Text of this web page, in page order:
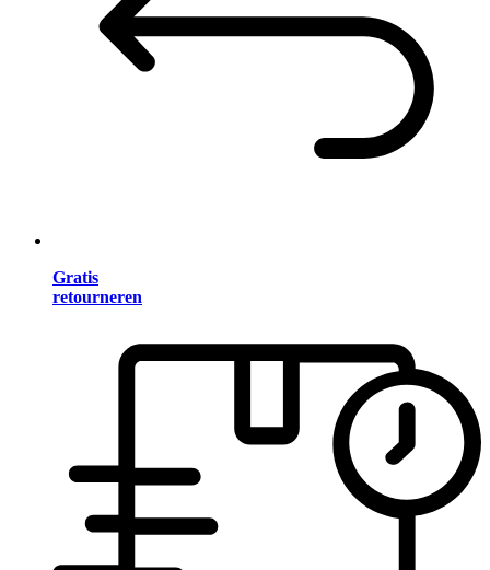
Gratis
retourneren